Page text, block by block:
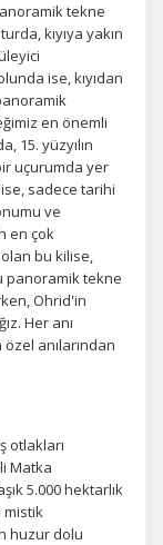
için
devam
tekne
kıyıya yakın
ise, kıyıdan
en önemli
15. yüzyılın
uçurumda yer
sadece tarihi
ve
en çok
bu kilise,
panoramik tekne
Ohrid'in
Her anı
anılarından
otlakları
Matka
5.000 hektarlık
mistik
huzur dolu